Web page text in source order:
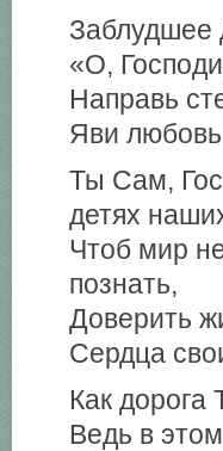
Заблудшее
«О,
Направь
Яви
Ты Сам,
детях
Чтоб мир
познать,
Доверить
Сердца
Как дорога
Ведь в